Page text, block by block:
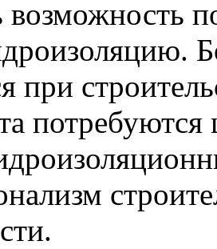
возможность
при
потребуются